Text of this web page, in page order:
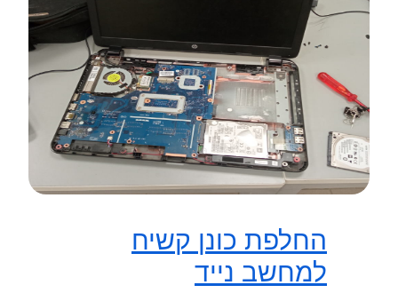
החלפת כונן קשיח
למחשב נייד